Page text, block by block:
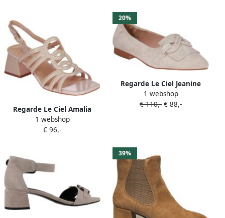
Regarde Le Ciel Amalia
Sandaal Beige
1 webshop
€ 96,-
20%
Regarde Le Ciel Jeanine
Beige
1 webshop
€ 110,- € 88,-
39%